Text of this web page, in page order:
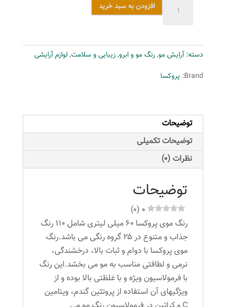
سری
Caramel
شماره
60
میلی
لیتر
رنگ
قهوه
کاراملی
روشن
عدد
افزودن به سبد خرید
دسته:آرایش مو,رنگ مو و ابرو,زیبایی و سلامت,لوازم آرایشی
Brand: پروکسا
توضیحات
توضیحات تکمیلی
نظرات (0)
توضیحات
0
(
0
)
رنگ موی پروکسا ۶۰ میلی لیتری شامل ۱۱۰ رنگ
جذاب و متنوع در ۲۵ گروه رنگی می باشد.رنگ
موی پروکسا با دوام و ثبات بالا، درخشندگی،
نرمی و لطافتی مناسب به مو می بخشد.این رنگ
با فرمولاسیون ویژه و با غلظتی بالا بوده و از
ویژگیهای آن استفاده از پروتئین گندم، ویتامین